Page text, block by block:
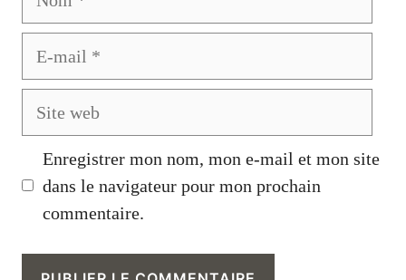
Enregistrer mon nom, mon e-mail et mon site
dans le navigateur pour mon prochain
commentaire.